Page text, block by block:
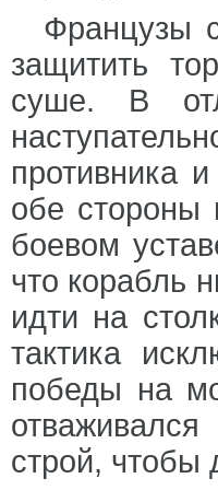
Французы
защитить
суше. В
противника
обе стороны
боевом
что корабль
идти на
тактика
победы на
строй, чтобы